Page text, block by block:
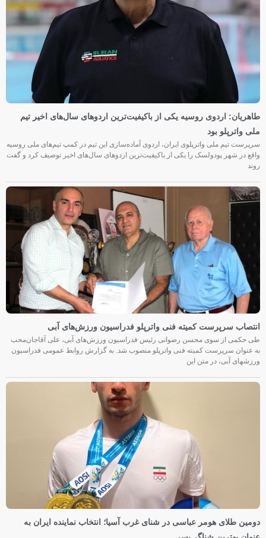
طاهریان: اردوی روسیه یکی از باکیفیت‌ترین اردوهای سال‌های اخیر تیم
ملی واترپلو بود
سرپرست تیم ملی واترپلوی ایران، اردوی آماده‌سازی این تیم در کمپ تیم‌های ملی روسیه
واقع در شهر پودولسک را یکی از باکیفیت‌ترین اردوهای سال‌های اخیر توصیف کرد و گفت
روند
انتصاب سرپرست کمیته فنی واترپلو فدراسیون ورزش‌های آبی
طی حکمی از سوی محسن رضوانی رئیس فدراسیون ورزش‌های آبی، علی آقاجان‌محب
به عنوان سرپرست کمیته فنی واترپلو منصوب شد. به گزارش روابط عمومی فدراسیون
ورزشهای آبی، در متن این
دومین طلای هومر عباسی در شنای غرب آسیا؛ انتخاب نماینده ایران به